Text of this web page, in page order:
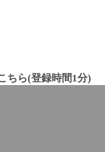
ちら(登録時間1分)